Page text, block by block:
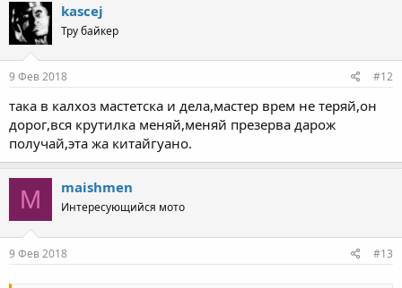
kascej
Тру байкер
9 Фев 2018 #12
така в калхоз мастетска и дела,мастер врем не теряй,он
дорог,вся крутилка меняй,меняй презерва дарож
получай,эта жа китайгуано.
M maishmen
Интересующийся мото
9 Фев 2018 #13